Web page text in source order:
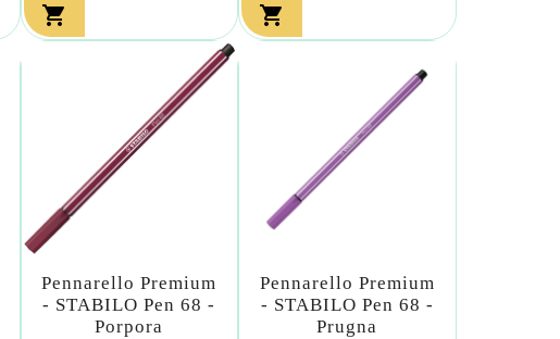
 
Pennarello Premium
- STABILO Pen 68 -
Porpora
Pennarello Premium
- STABILO Pen 68 -
Prugna